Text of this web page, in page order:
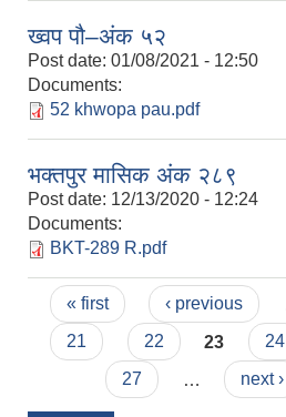
ख्वप पौ–अंक ५२
Post date: 01/08/2021 - 12:50
Documents:
52 khwopa pau.pdf
भक्तपुर मासिक अंक २८९
Post date: 12/13/2020 - 12:24
Documents:
BKT-289 R.pdf
Pages
« first ‹ previous
21
22 23 24
27
next ›